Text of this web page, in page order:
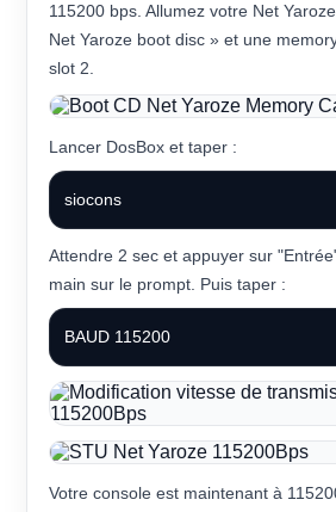
115200 bps. Allumez votre Net
Net Yaroze boot disc » et une
slot 2.
Lancer DosBox et taper :
siocons
Attendre 2 sec et appuyer sur
main sur le prompt. Puis taper :
BAUD 115200
Votre console est maintenant à